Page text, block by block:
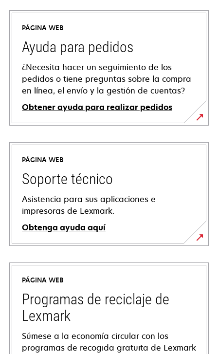
PÁGINA WEB
Ayuda para pedidos
¿Necesita hacer un seguimiento de los
pedidos o tiene preguntas sobre la compra
en línea, el envío y la gestión de cuentas?
Obtener ayuda para realizar pedidos
PÁGINA WEB
Soporte técnico
Asistencia para sus aplicaciones e
impresoras de Lexmark.
Obtenga ayuda aquí
se
abre
una
pestaña
nueva
PÁGINA WEB
Programas de reciclaje de
Lexmark
Súmese a la economía circular con los
programas de recogida gratuita de Lexmark